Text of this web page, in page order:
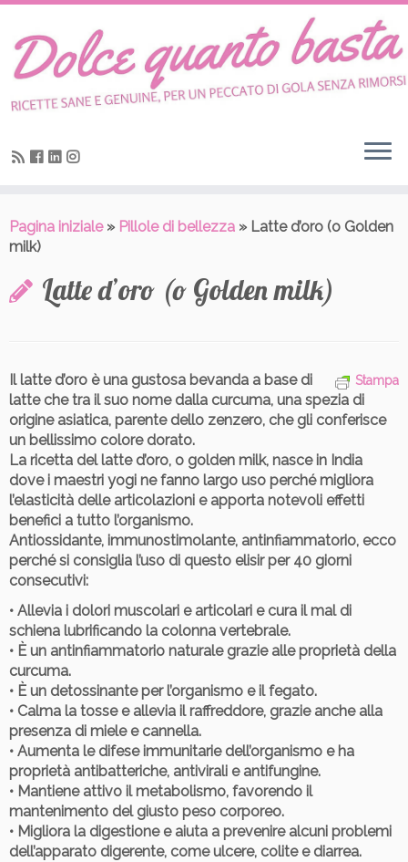
Skip
content
Pagina iniziale » Pillole di bellezza » Latte d’oro (o Golden
milk)
Latte d’oro (o Golden milk)
Stampa
Il latte d’oro è una gustosa bevanda a base di
latte che tra il suo nome dalla curcuma, una spezia di
origine asiatica, parente dello zenzero, che gli conferisce
un bellissimo colore dorato.
La ricetta del latte d’oro, o golden milk, nasce in India
dove i maestri yogi ne fanno largo uso perché migliora
l’elasticità delle articolazioni e apporta notevoli effetti
benefici a tutto l’organismo.
Antiossidante, immunostimolante, antinfiammatorio, ecco
perché si consiglia l’uso di questo elisir per 40 giorni
consecutivi:
• Allevia i dolori muscolari e articolari e cura il mal di
schiena lubrificando la colonna vertebrale.
• È un antinfiammatorio naturale grazie alle proprietà della
curcuma.
• È un detossinante per l’organismo e il fegato.
• Calma la tosse e allevia il raffreddore, grazie anche alla
presenza di miele e cannella.
• Aumenta le difese immunitarie dell’organismo e ha
proprietà antibatteriche, antivirali e antifungine.
• Mantiene attivo il metabolismo, favorendo il
mantenimento del giusto peso corporeo.
• Migliora la digestione e aiuta a prevenire alcuni problemi
dell’apparato digerente, come ulcere, colite e diarrea.